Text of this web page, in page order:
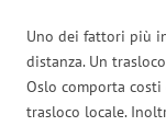
Uno dei fattori più
distanza. Un
Oslo comporta
trasloco locale.